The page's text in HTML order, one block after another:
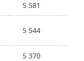
5 581
5 544
5 370